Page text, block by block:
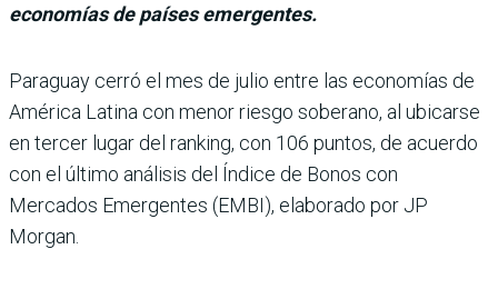
economías de países emergentes.
Paraguay cerró el mes de julio entre las eco­nomías de
América Latina con menor riesgo soberano, al ubicarse
en ter­cer lugar del ranking, con 106 puntos, de acuerdo
con el último análisis del Índice de Bonos con
Mercados Emer­gentes (EMBI), elaborado por JP
Morgan.